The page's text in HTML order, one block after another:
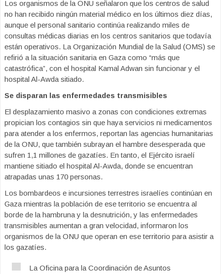
Los organismos de la ONU señalaron que los centros de salud
no han recibido ningún material médico en los últimos diez días,
aunque el personal sanitario continúa realizando miles de
consultas médicas diarias en los centros sanitarios que todavía
están operativos. La Organización Mundial de la Salud (OMS) se
refirió a la situación sanitaria en Gaza como “más que
catastrófica”, con el hospital Kamal Adwan sin funcionar y el
hospital Al-Awda sitiado.
Se disparan las enfermedades transmisibles
El desplazamiento masivo a zonas con condiciones extremas
propician los contagios sin que haya servicios ni medicamentos
para atender a los enfermos, reportan las agencias humanitarias
de la ONU, que también subrayan el hambre desesperada que
sufren 1,1 millones de gazatíes. En tanto, el Ejército israelí
mantiene sitiado el hospital Al-Awda, donde se encuentran
atrapadas unas 170 personas.
Los bombardeos e incursiones terrestres israelíes continúan en
Gaza mientras la población de ese territorio se encuentra al
borde de la hambruna y la desnutrición, y las enfermedades
transmisibles aumentan a gran velocidad, informaron los
organismos de la ONU que operan en ese territorio para asistir a
los gazatíes.
La Oficina para la Coordinación de Asuntos